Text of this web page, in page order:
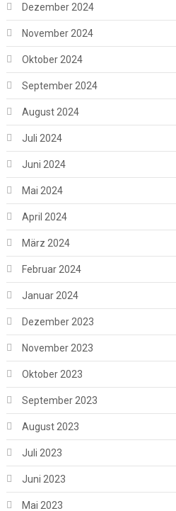
Dezember 2024
November 2024
Oktober 2024
September 2024
August 2024
Juli 2024
Juni 2024
Mai 2024
April 2024
März 2024
Februar 2024
Januar 2024
Dezember 2023
November 2023
Oktober 2023
September 2023
August 2023
Juli 2023
Juni 2023
Mai 2023